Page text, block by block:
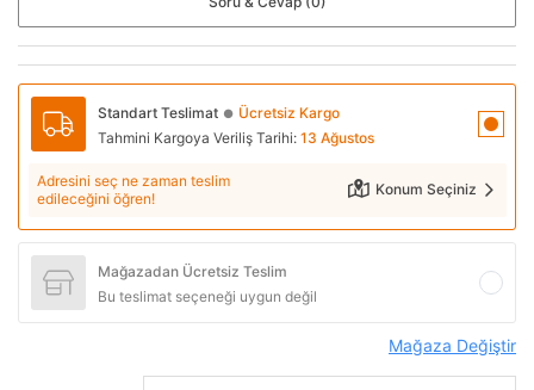
Standart Teslimat ● Ücretsiz Kargo
Tahmini Kargoya Veriliş Tarihi: 13 Ağustos
Adresini seç ne zaman teslim
edileceğini öğren!
Konum Seçiniz
Mağazadan Ücretsiz Teslim
Bu teslimat seçeneği uygun değil
Mağaza Değiştir